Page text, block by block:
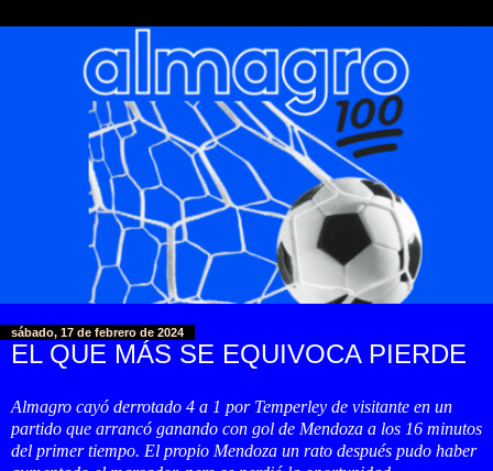
sábado, 17 de febrero de 2024
EL QUE MÁS SE EQUIVOCA PIERDE
Almagro cayó derrotado 4 a 1 por Temperley de visitante en un
partido que arrancó ganando con gol de Mendoza a los 16 minutos
del primer tiempo. El propio Mendoza un rato después pudo haber